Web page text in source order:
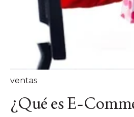
ventas
¿Qué es E-